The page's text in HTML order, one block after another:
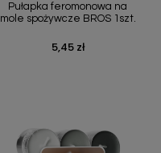
Pułapka feromonowa na
mole spożywcze BROS 1szt.
Cena
5,45 zł